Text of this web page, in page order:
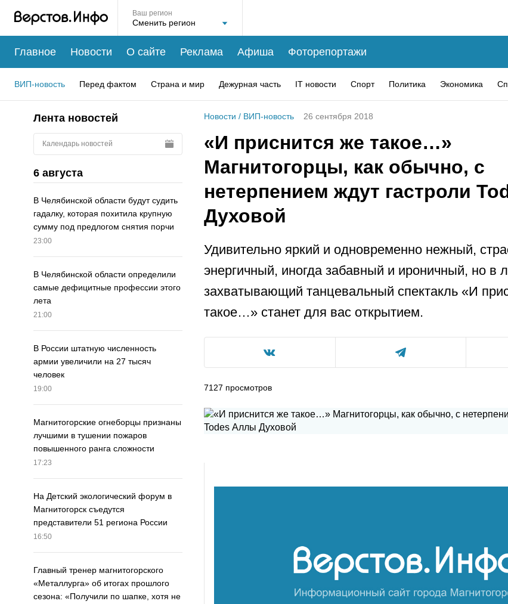
Ваш регион
Главное Новости О сайте Реклама Афиша Фоторепортажи
ВИП-новость Перед фактом Страна и мир Дежурная часть IT новости Спорт Политика Экономика
Лента новостей
Календарь новостей
6 августа
В Челябинской области будут судить
гадалку, которая похитила крупную
сумму под предлогом снятия порчи
23:00
В Челябинской области определили
самые дефицитные профессии этого
лета
21:00
В России штатную численность
армии увеличили на 27 тысяч
человек
19:00
Магнитогорские огнеборцы признаны
лучшими в тушении пожаров
повышенного ранга сложности
17:23
На Детский экологический форум в
Магнитогорск съедутся
представители 51 региона России
16:50
Главный тренер магнитогорского
«Металлурга» об итогах прошлого
сезона: «Получили по шапке, хотя не
Новости / ВИП-новость 26 сентября 2018
«И приснится же такое…»
Магнитогорцы, как обычно, с
нетерпением ждут гастроли
Духовой
Удивительно яркий и одновременно нежный,
энергичный, иногда забавный и ироничный, но в
захватывающий танцевальный спектакль «И
такое…» станет для вас открытием.
7127 просмотров